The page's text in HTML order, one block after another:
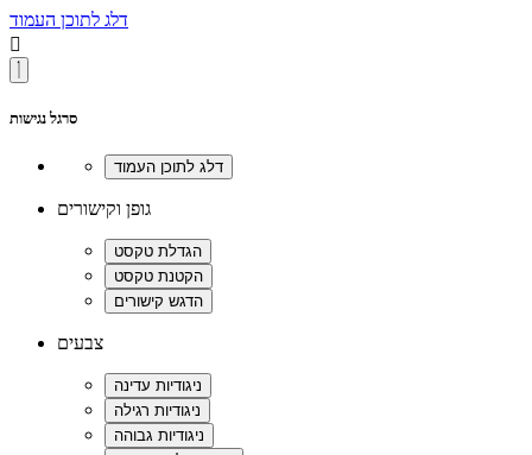
דלג לתוכן העמוד

סרגל נגישות
גופן וקישורים
צבעים